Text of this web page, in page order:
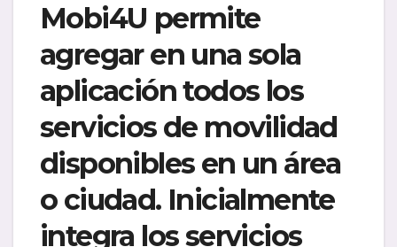
Mobi4U permite
agregar en una sola
aplicación todos los
servicios de movilidad
disponibles en un área
o ciudad. Inicialmente
integra los servicios